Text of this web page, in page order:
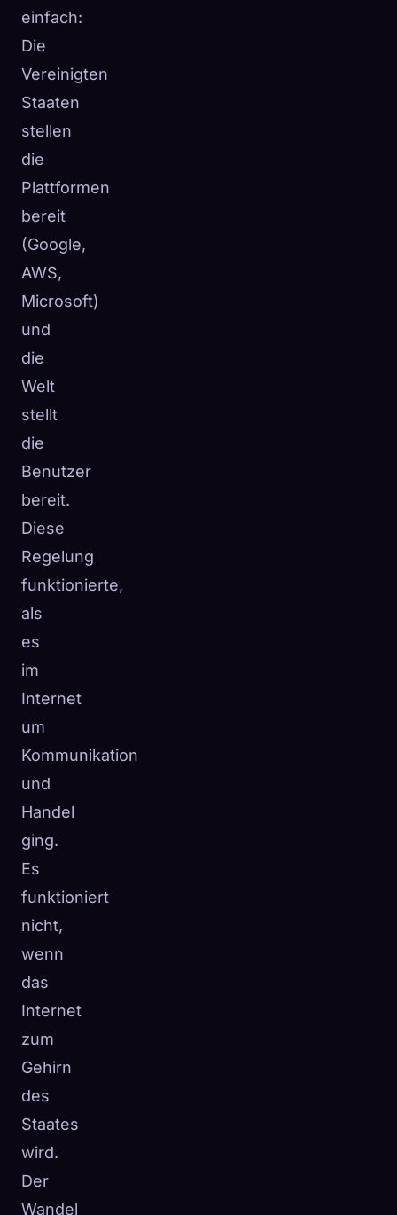
einfach:
Die
Vereinigten
Staaten
stellen
die
Plattformen
bereit
(Google,
AWS,
Microsoft)
und
die
Welt
stellt
die
Benutzer
bereit.
Diese
Regelung
funktionierte,
als
es
im
Internet
um
Kommunikation
und
Handel
ging.
Es
funktioniert
nicht,
wenn
das
Internet
zum
Gehirn
des
Staates
wird.
Der
Wandel